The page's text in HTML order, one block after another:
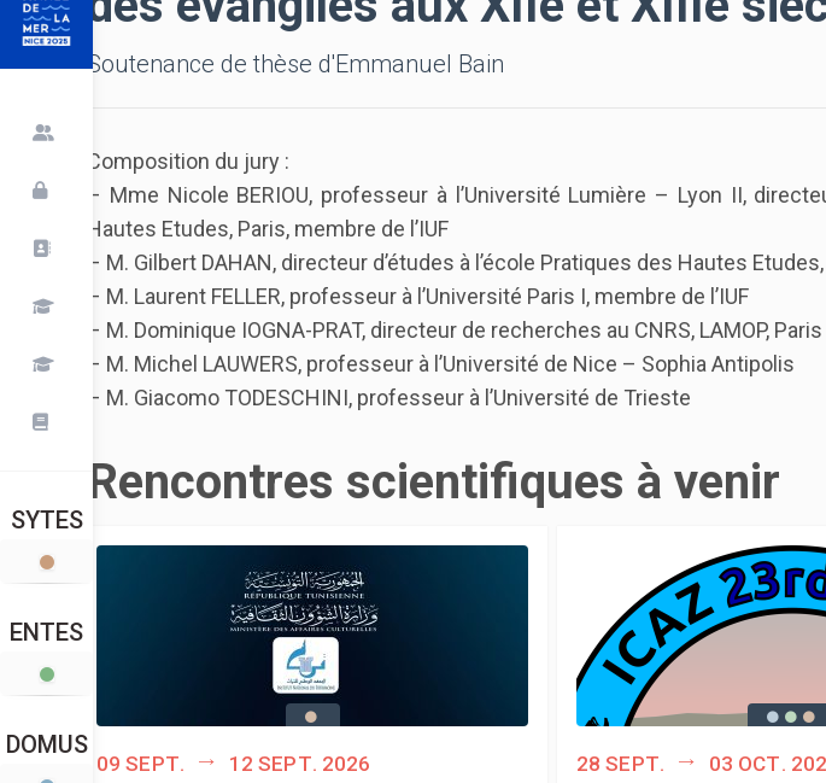
SYTES
ENTES
DOMUS
Soutenance de thèse d'Emmanuel Bain
Composition du jury :
– Mme Nicole BERIOU, professeur à l’Université Lumière – Lyon II,
Hautes Etudes, Paris, membre de l’IUF
– M. Gilbert DAHAN, directeur d’études à l’école Pratiques des Hautes
– M. Laurent FELLER, professeur à l’Université Paris I, membre de l’IUF
– M. Dominique IOGNA-PRAT, directeur de recherches au CNRS, LAMOP, Paris
– M. Michel LAUWERS, professeur à l’Université de Nice – Sophia Antipolis
– M. Giacomo TODESCHINI, professeur à l’Université de Trieste
Rencontres scientifiques à venir
09 sept. 12 sept. 2026 28 sept. 03 oct.